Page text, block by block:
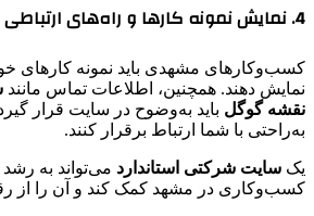
4. نمایش نمونه کارها و راه‌های ارتباطی ساده
کسب‌وکارهای مشهدی باید نمونه کارهای
نمایش دهند. همچنین، اطلاعات تماس مانند
نقشه گوگل باید به‌وضوح در سایت قرار گیرد
به‌راحتی با شما ارتباط برقرار کنند.
یک سایت شرکتی استاندارد می‌تواند به
کسب‌وکاری در مشهد کمک کند و آن را از